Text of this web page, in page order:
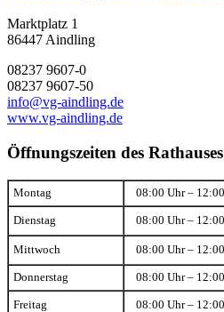
Marktplatz 1
86447 Aindling
08237 9607-0
08237 9607-50
info@vg-aindling.de
www.vg-aindling.de
Öffnungszeiten des Rathauses
Montag 08:00 Uhr –
Dienstag 08:00 Uhr –
Mittwoch 08:00 Uhr –
Donnerstag 08:00 Uhr –
Freitag 08:00 Uhr –